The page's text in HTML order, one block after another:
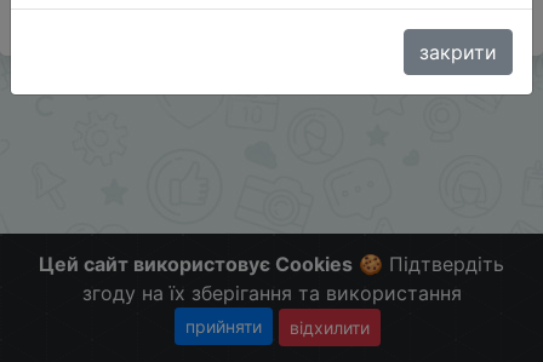
Цей сайт використовує Cookies 🍪 Підтвердіть
згоду на їх зберігання та використання
прийняти відхилити
закрити